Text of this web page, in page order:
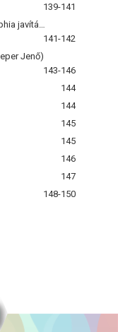
139-141
141-142
Jenő)
143-146
144
144
145
145
146
147
148-150